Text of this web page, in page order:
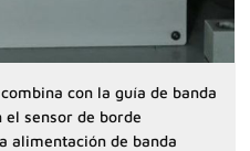
con la guía de banda
el sensor de borde
alimentación de banda